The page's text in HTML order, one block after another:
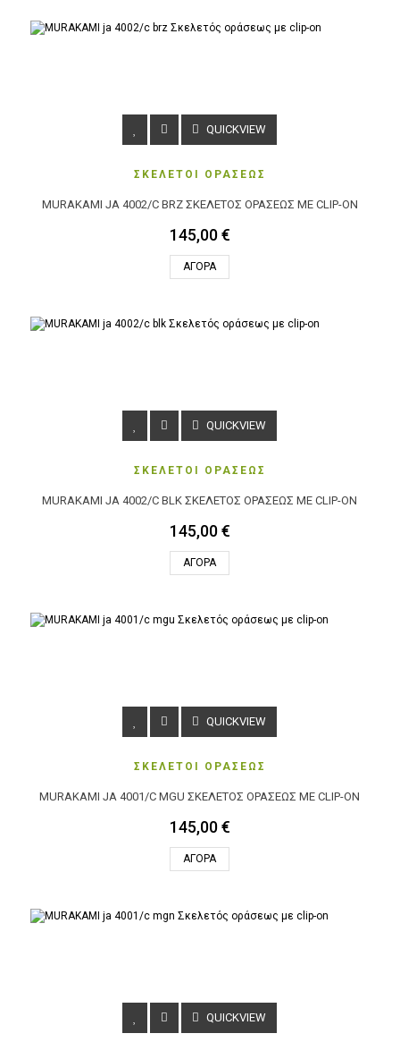
QUICKVIEW
ΣΚΕΛΕΤΟΙ ΟΡΑΣΕΩΣ
MURAKAMI JA 4002/C BRZ ΣΚΕΛΕΤΌΣ ΟΡΆΣΕΩΣ ΜΕ CLIP-ON
145,00 €
ΑΓΟΡΆ
QUICKVIEW
ΣΚΕΛΕΤΟΙ ΟΡΑΣΕΩΣ
MURAKAMI JA 4002/C BLK ΣΚΕΛΕΤΌΣ ΟΡΆΣΕΩΣ ΜΕ CLIP-ON
145,00 €
ΑΓΟΡΆ
QUICKVIEW
ΣΚΕΛΕΤΟΙ ΟΡΑΣΕΩΣ
MURAKAMI JA 4001/C MGU ΣΚΕΛΕΤΌΣ ΟΡΆΣΕΩΣ ΜΕ CLIP-ON
145,00 €
ΑΓΟΡΆ
QUICKVIEW